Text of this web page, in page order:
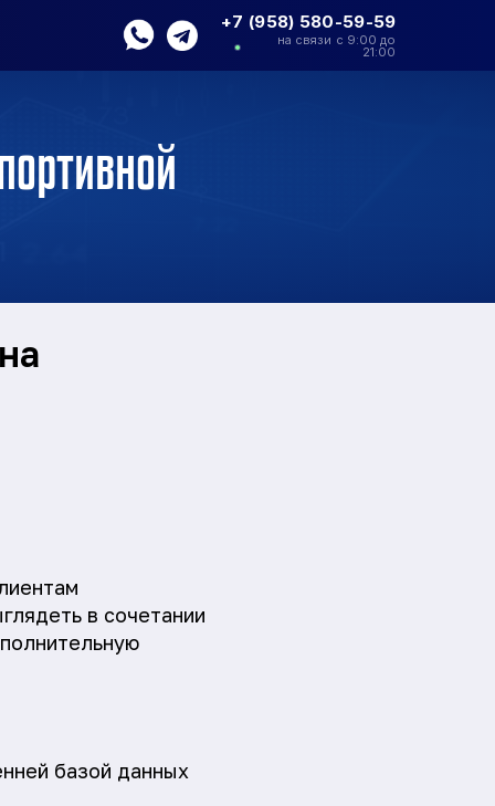
+7 (958) 580-59-59
на связи с 9:00 до
21:00
в сочетании
базой данных